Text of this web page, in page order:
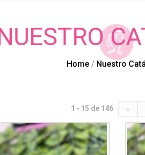
Home Nuestro
1 - 15 de 146 «